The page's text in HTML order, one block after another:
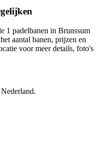
1 padelbanen in Brunssum
aantal banen, prijzen en
voor meer details, foto's